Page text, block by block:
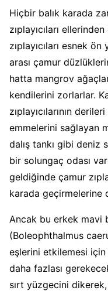
Hiçbir balık karada
zıplayıcıları
zıplayıcıları esnek
arası çamur
hatta mangrov
kendilerini zorlarlar.
zıplayıcılarının
emmelerini sağlayan
dalış tankı gibi deniz
bir solungaç odası
geldiğinde çamur
karada geçirmelerine
Ancak bu erkek mavi
(Boleophthalmus
eşlerini etkilemesi için
daha fazlası
sırt yüzgecini dikerek,